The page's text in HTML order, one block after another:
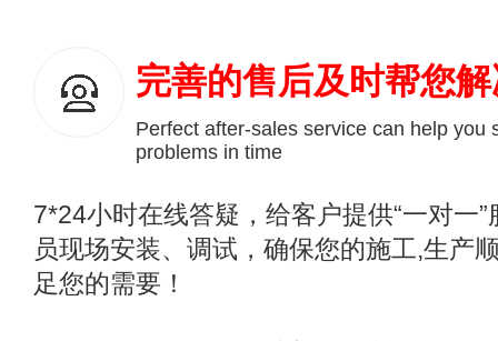
完善的售后及时帮您
Perfect after-sales service can help you
problems in time
7*24小时在线答疑，给客户提供“一对一
员现场安装、调试，确保您的施工,生产
足您的需要！